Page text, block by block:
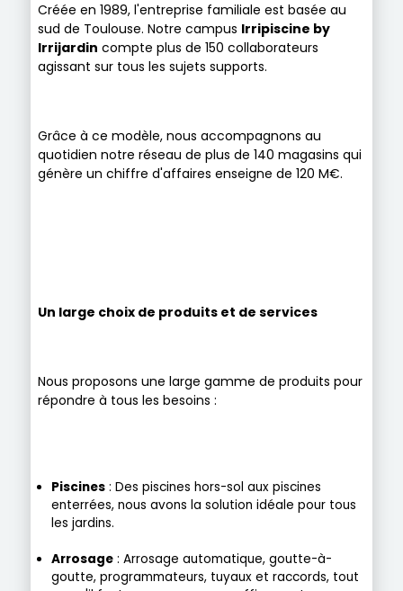
Créée en 1989, l'entreprise familiale est basée au
sud de Toulouse. Notre campus Irripiscine by
Irrijardin compte plus de 150 collaborateurs
agissant sur tous les sujets supports.
Grâce à ce modèle, nous accompagnons au
quotidien notre réseau de plus de 140 magasins qui
génère un chiffre d'affaires enseigne de 120 M€.
Un large choix de produits et de services
Nous proposons une large gamme de produits pour
répondre à tous les besoins :
Piscines : Des piscines hors-sol aux piscines
enterrées, nous avons la solution idéale pour tous
les jardins.
Arrosage : Arrosage automatique, goutte-à-
goutte, programmateurs, tuyaux et raccords, tout